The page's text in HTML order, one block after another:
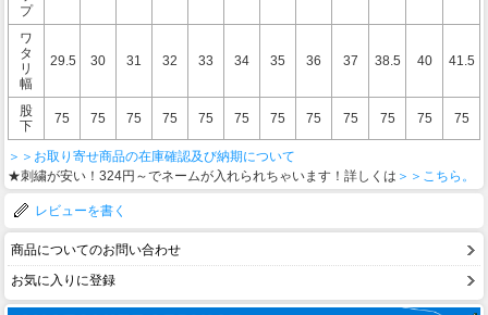
プ
ワ
タ
リ
幅
29.5 30 31 32 33 34 35 36 37 38.5 40 41.5
股
下
75 75 75 75 75 75 75 75 75 75 75 75
＞＞お取り寄せ商品の在庫確認及び納期について
★刺繍が安い！324円～でネームが入れられちゃいます！詳しくは ＞＞こちら。
レビューを書く
商品についてのお問い合わせ
お気に入りに登録